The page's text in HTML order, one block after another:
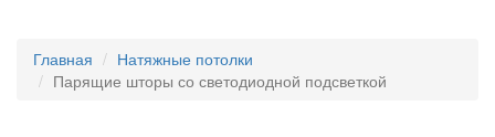
Главная
Натяжные потолки
Парящие шторы со светодиодной подсветкой